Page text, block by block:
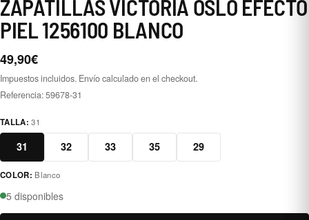
ZAPATILLAS VICTORIA OSLO EFECTO
PIEL 1256100 BLANCO
49,90€
Impuestos incluidos. Envío calculado en el checkout.
Referencia:59678-31
TALLA:31
31 32 33 35 29
blanco
COLOR: Blanco
5 disponibles